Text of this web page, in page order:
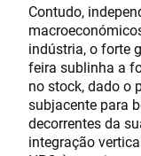
Contudo,
indústria, o forte
feira sublinha a
no stock, dado o
subjacente para
decorrentes da
integração